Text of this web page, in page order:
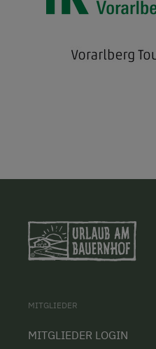
MITGLIEDER
MITGLIEDER LOGIN